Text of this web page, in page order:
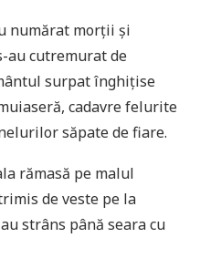
numărat morții și
au cutremurat de
surpat înghițise
cadavre felurite
săpate de fiare.
rămasă pe malul
de veste pe la
strâns până seara cu